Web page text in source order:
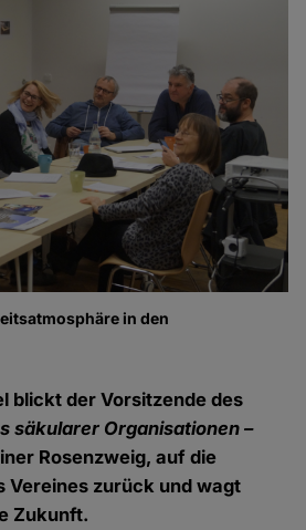
in den
blickt der Vorsitzende des
säkularer Organisationen –
Rosenzweig, auf die
Vereines zurück und wagt
Zukunft.